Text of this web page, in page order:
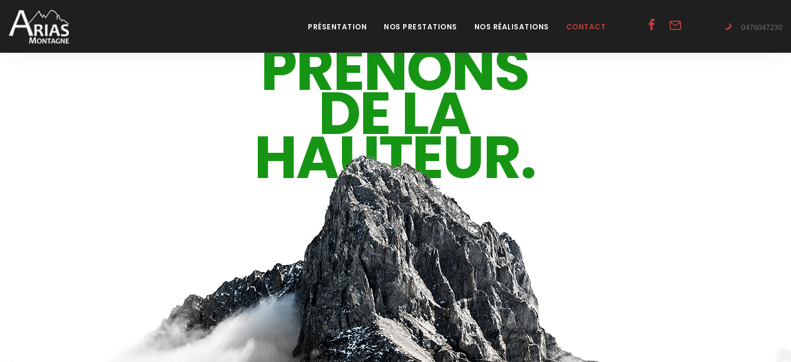
PRÉSENTATION NOS PRESTATIONS NOS RÉALISATIONS CONTACT 0476047230
PRENONS
DE LA
HAUTEUR.